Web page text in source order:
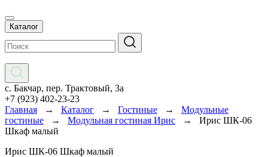
Каталог
с. Бакчар, пер. Трактовый, 3а
+7 (923) 402-23-23
Главная → Каталог → Гостиные → Модульные
гостиные → Модульная гостиная Ирис → Ирис ШК-06
Шкаф малый
Ирис ШК-06 Шкаф малый